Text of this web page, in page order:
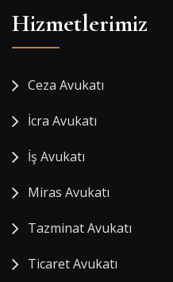
Hizmetlerimiz
Ceza Avukatı
İcra Avukatı
İş Avukatı
Miras Avukatı
Tazminat Avukatı
Ticaret Avukatı